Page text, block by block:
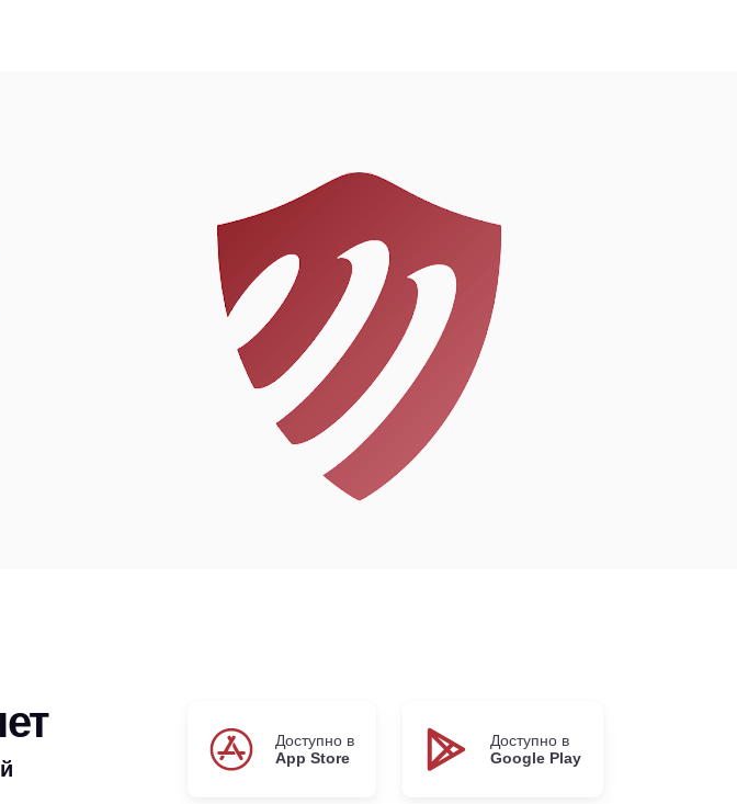
Доступно в
App Store
Доступно в
Google Play